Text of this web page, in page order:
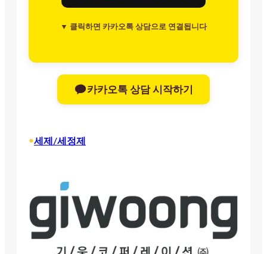
▼ 클릭하면 카카오톡 상담으로 연결됩니다
카카오톡 상담 시작하기
•세제/세정제